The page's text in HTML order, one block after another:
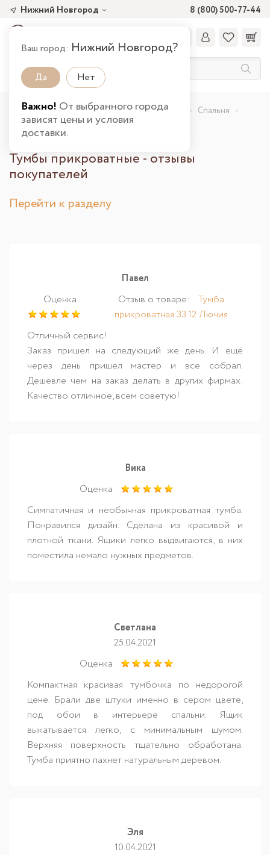
8 (800) 500-77-44
Нижний Новгород
Ваш город: Нижний Новгород?
Да Нет
Важно! От выбранного города
зависят цены и условия
доставки.
Главная Отзывы о Товарах Все отзывы
Спальня
Тумбы прикроватные
Тумбы прикроватные - отзывы
покупателей
Перейти к разделу
Павел
Оценка
Отзыв о товаре:
Тумба
прикроватная 33.12 Лючия
Отличный сервис!
Заказ пришел на следующий же день. И ещё
через день пришел мастер и все собрал.
Дешевле чем на заказ делать в других фирмах.
Качество отличное, всем советую!
Вика
Оценка
Симпатичная и необычная прикроватная тумба.
Понравился дизайн. Сделана из красивой и
плотной ткани. Ящики легко выдвигаются, в них
поместила немало нужных предметов.
Светлана
25.04.2021
Оценка
Компактная красивая тумбочка по недорогой
цене. Брали две штуки именно в сером цвете,
под обои в интерьере спальни. Ящик
выкатывается легко, с минимальным шумом.
Верхняя поверхность тщательно обработана.
Тумба приятно пахнет натуральным деревом.
Эля
10.04.2021